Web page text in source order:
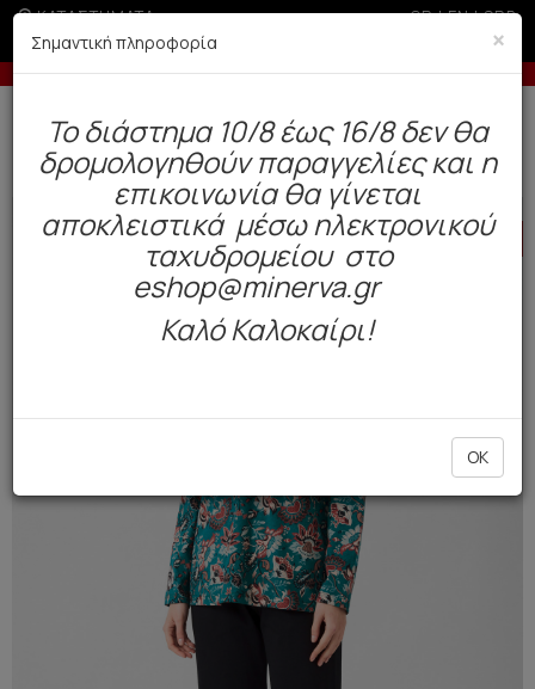
ΚΑΤΑΣΤΗΜΑΤΑ GR|EN|SRB
50€ Έως 6 άτοκες δόσεις με πιστωτική άνω
Δωρεάν αποστολή άνω των 49€. Παράδοση σε 3-5 εργάσιμες.
Γυναίκα Πυτζάμες / Νυχτικά Χειμωνιάτικες
HOT
×
Σημαντική πληροφορία
To διάστημα 10/8 έως 16/8 δεν θα
δρομολογηθούν παραγγελίες και η
επικοινωνία θα γίνεται
αποκλειστικά μέσω ηλεκτρονικού
ταχυδρομείου στο
eshop@minerva.gr
Καλό Καλοκαίρι!
OK